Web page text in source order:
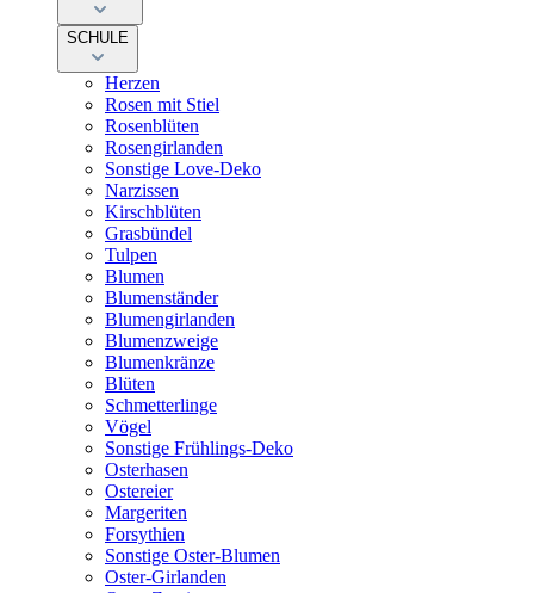
SCHULE
Herzen
Rosen mit Stiel
Rosenblüten
Rosengirlanden
Sonstige Love-Deko
Narzissen
Kirschblüten
Grasbündel
Tulpen
Blumen
Blumenständer
Blumengirlanden
Blumenzweige
Blumenkränze
Blüten
Schmetterlinge
Vögel
Sonstige Frühlings-Deko
Osterhasen
Ostereier
Margeriten
Forsythien
Sonstige Oster-Blumen
Oster-Girlanden